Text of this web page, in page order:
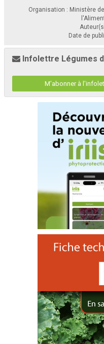
Organisation : Ministère
Date de
Infolettre Légumes
M'abonner à